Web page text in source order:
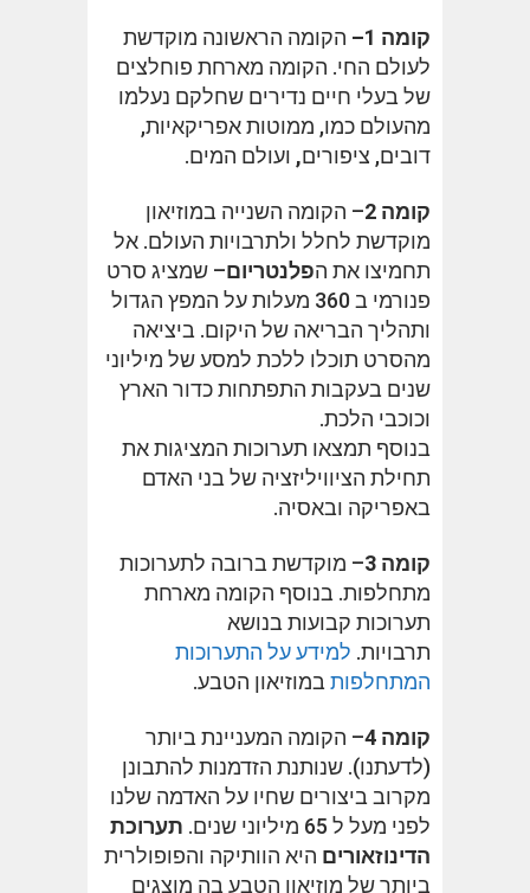
קומה 1 – הקומה הראשונה מוקדשת
לעולם החי. הקומה מארחת פוחלצים
של בעלי חיים נדירים שחלקם נעלמו
מהעולם כמו, ממוטות אפריקאיות,
דובים, ציפורים, ועולם המים.
קומה 2
– הקומה השנייה במוזיאון
מוקדשת לחלל ולתרבויות העולם. אל
תחמיצו את הפלנטריום– שמציג סרט
פנורמי ב 360 מעלות על המפץ הגדול
ותהליך הבריאה של היקום. ביציאה
מהסרט תוכלו ללכת למסע של מיליוני
שנים בעקבות התפתחות כדור הארץ
וכוכבי הלכת.
בנוסף תמצאו תערוכות המציגות את
תחילת הציוויליזציה של בני האדם
באפריקה ובאסיה.
קומה 3
– מוקדשת ברובה לתערוכות
מתחלפות. בנוסף הקומה מארחת
תערוכות קבועות בנושא
תרבויות. למידע על התערוכות
המתחלפות במוזיאון הטבע.
קומה 4
– הקומה המעניינת ביותר
(לדעתנו). שנותנת הזדמנות להתבונן
מקרוב ביצורים שחיו על האדמה שלנו
לפני מעל ל 65 מיליוני שנים.
תערוכת
הדינוזאורים היא הוותיקה והפופולרית
ביותר של מוזיאון הטבע בה מוצגים